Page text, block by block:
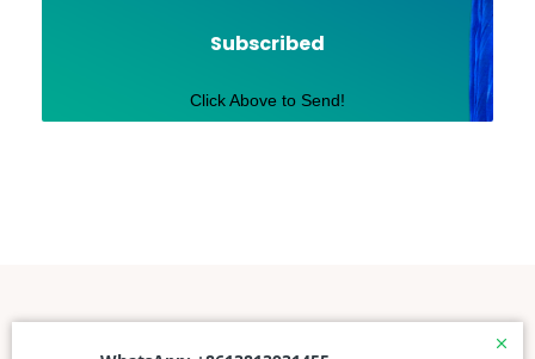
Subscribed
Click Above to Send!